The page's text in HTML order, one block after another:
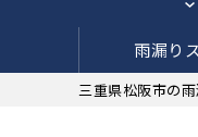
雨漏り
三重県松阪市の